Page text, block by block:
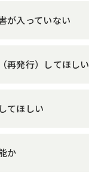
が入っていない
再発行）してほしい
てほしい
か